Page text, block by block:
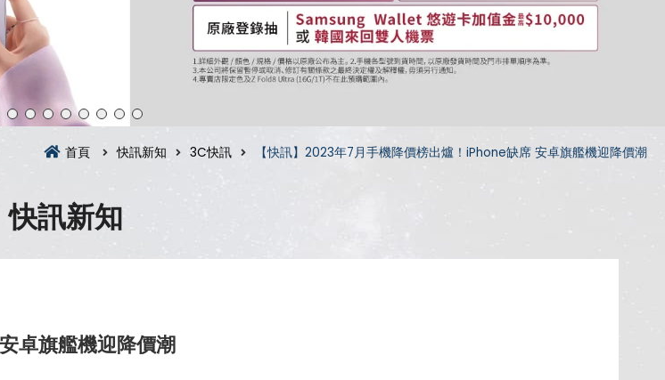
首頁 快訊新知 3C快訊 【快訊】2023年7月手機降價榜出爐！iPhone缺席 安卓旗艦機迎降價潮
快訊新知
卓旗艦機迎降價潮